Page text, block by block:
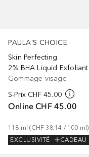
PAULA'S CHOICE
Skin Perfecting
2% BHA Liquid Exfoliant
Gommage visage
S-Prix CHF 45.00
Online CHF 45.00
118 ml (CHF 38.14 / 100 ml)
EXCLUSIVITÉ
CADEAU